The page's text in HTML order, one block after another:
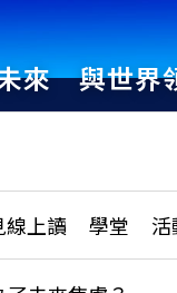
來 與世界
線上讀 學堂 活
更多訂閱方案